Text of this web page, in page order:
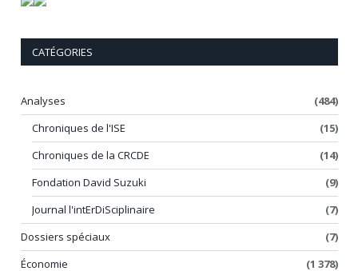
CATÉGORIES
Analyses
(484)
Chroniques de l'ISE
(15)
Chroniques de la CRCDE
(14)
Fondation David Suzuki
(9)
Journal l'intErDiSciplinaire
(7)
Dossiers spéciaux
(7)
Économie
(1 378)